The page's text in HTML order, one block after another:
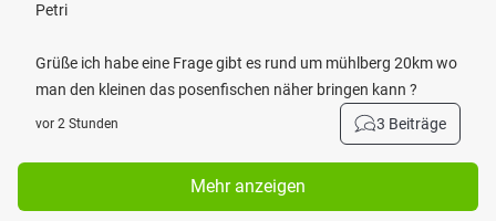
Petri
Grüße ich habe eine Frage gibt es rund um mühlberg 20km wo
man den kleinen das posenfischen näher bringen kann ?
vor 2 Stunden 3 Beiträge
Mehr anzeigen